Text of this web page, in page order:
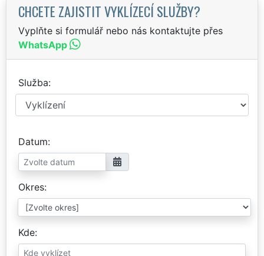
CHCETE ZAJISTIT VYKLÍZECÍ SLUŽBY?
Vyplňte si formulář nebo nás kontaktujte přes
WhatsApp
Služba
Datum
Okres
Kde